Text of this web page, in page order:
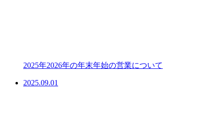
2025年2026年の年末年始の営業について
2025.09.01